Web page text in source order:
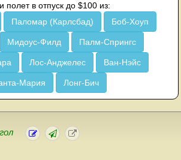
полет в отпуск до $100 из:
Паломар (Карлсбад) Боб-Хоуп
Мидоус-Филд Палм-Спрингс
Лос-Анджелес Ван-Нэйс
Мария Лонг-Бич